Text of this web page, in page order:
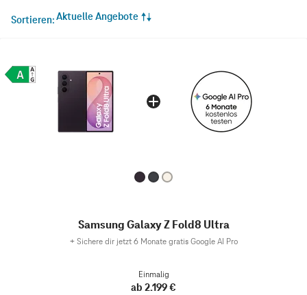
Sortieren Aktuelle Angebote
Samsung Galaxy Z Fold8 Ultra
+ Sichere dir jetzt 6 Monate gratis Google AI Pro
Einmalig
ab 2.199 €